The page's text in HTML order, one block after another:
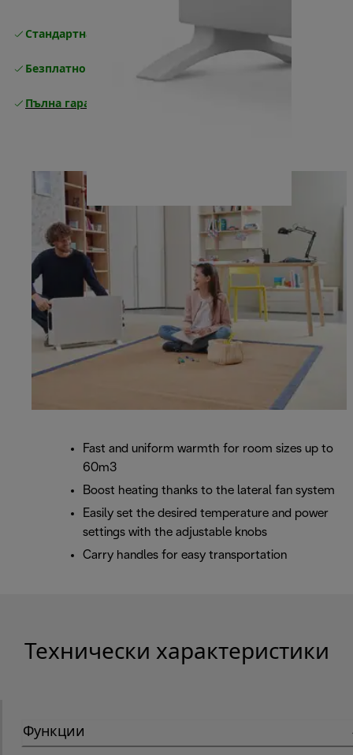
Стандартна безплатна доставка Доставка
Безплатно връщане
Пълна гаранция от производителя
Fast and uniform warmth for room sizes up to
60m3
Boost heating thanks to the lateral fan system
Easily set the desired temperature and power
settings with the adjustable knobs
Carry handles for easy transportation
Технически характеристики
Функции